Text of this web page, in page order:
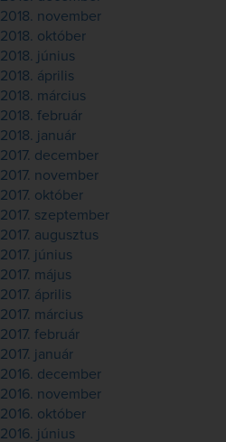
2018. november
2018. október
2018. június
2018. április
2018. március
2018. február
2018. január
2017. december
2017. november
2017. október
2017. szeptember
2017. augusztus
2017. június
2017. május
2017. április
2017. március
2017. február
2017. január
2016. december
2016. november
2016. október
2016. június